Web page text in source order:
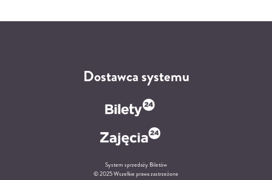
Dostawca systemu
System sprzedaży Biletów
© 2025 Wszelkie prawa zastrzeżone